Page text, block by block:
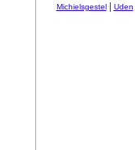
Michielsgestel| Uden